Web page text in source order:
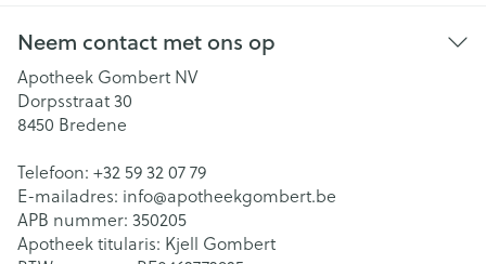
Neem contact met ons op
Apotheek Gombert NV
Dorpsstraat 30
8450 Bredene
Telefoon: +32 59 32 07 79
E-mailadres: info@apotheekgombert.be
APB nummer: 350205
Apotheek titularis: Kjell Gombert